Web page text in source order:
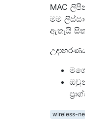
MAC
මම
ඇතැයි
wireless-